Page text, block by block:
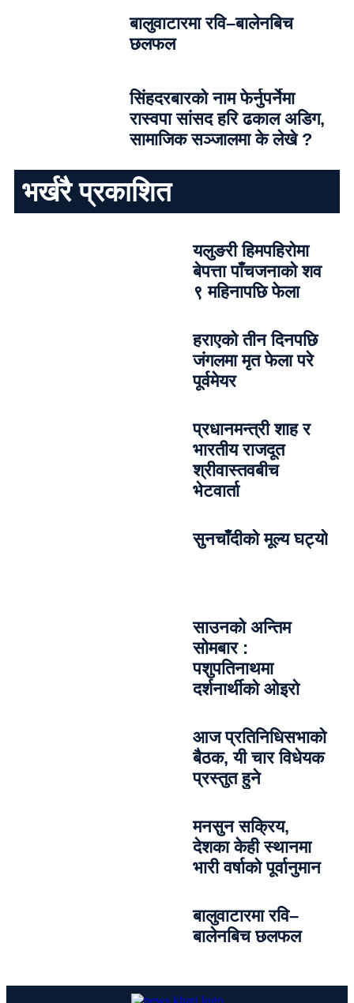
बालुवाटारमा रवि–बालेनबिच
छलफल
सिंहदरबारको नाम फेर्नुपर्नेमा
रास्वपा सांसद हरि ढकाल अडिग,
सामाजिक सञ्जालमा के लेखे ?
भर्खरै प्रकाशित
यलुङरी हिमपहिरोमा
बेपत्ता पाँचजनाको शव
९ महिनापछि फेला
हराएको तीन दिनपछि
जंगलमा मृत फेला परे
पूर्वमेयर
प्रधानमन्त्री शाह र
भारतीय राजदूत
श्रीवास्तवबीच
भेटवार्ता
सुनचाँदीको मूल्य घट्यो
साउनको अन्तिम
सोमबार :
पशुपतिनाथमा
दर्शनार्थीको ओइरो
आज प्रतिनिधिसभाको
बैठक, यी चार विधेयक
प्रस्तुत हुने
मनसुन सक्रिय,
देशका केही स्थानमा
भारी वर्षाको पूर्वानुमान
बालुवाटारमा रवि–
बालेनबिच छलफल